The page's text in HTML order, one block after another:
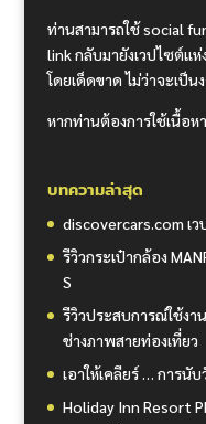
ท่านสามารถใช้ social
link กลับมายังเวปไซต์แ
โดยเด็ดขาด ไม่ว่าจะเป็
หากท่านต้องการใช้เนื้อ
บทความล่าสุด
discovercars.com เ
รีวิวกระเป๋ากล้อง
S
รีวิวประสบการณ์ใช้งา
ช่างภาพสายท่องเที่ยว
เอาให้เคลียร์ … การนั
Holiday Inn Resort